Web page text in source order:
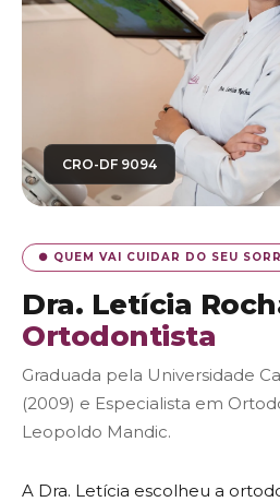
CRO-DF 9094
● QUEM VAI CUIDAR DO SEU
Dra. Letícia
Ortodontista
Graduada pela Universidade
(2009) e Especialista em
Leopoldo Mandic.
A Dra. Letícia escolheu a